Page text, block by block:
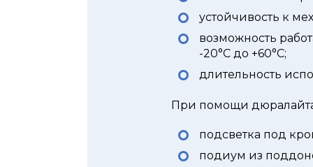
устойчивость к
возможность
-20°С до +60°С;
длительность
При помощи дюралайта
подсветка под
подиум из